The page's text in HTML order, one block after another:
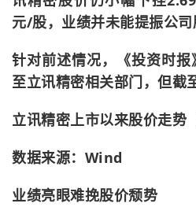
元/股，业绩并未能提振公司
针对前述情况，《投资时
至立讯精密相关部门，但截
立讯精密上市以来股价走势
数据来源：Wind
业绩亮眼难挽股价颓势